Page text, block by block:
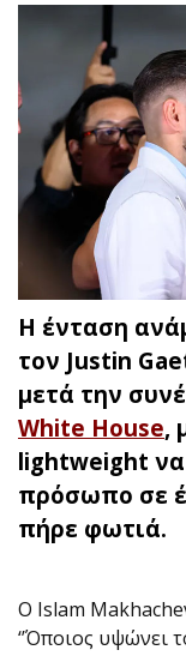
Η ένταση
τον Justin
μετά την
White House,
lightweight
πρόσωπο σε
πήρε φωτιά.
Ο Islam
‘’Όποιος υψώνει